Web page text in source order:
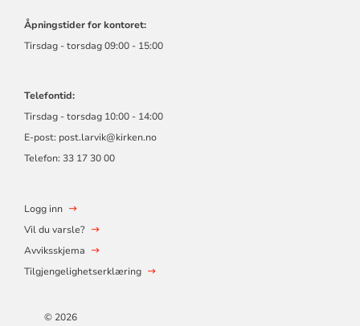
Åpningstider for kontoret:
Tirsdag - torsdag 09:00 - 15:00
Telefontid:
Tirsdag - torsdag 10:00 - 14:00
E-post: post.larvik@kirken.no
Telefon: 33 17 30 00
Logg inn
Vil du varsle?
Avviksskjema
Tilgjengelighetserklæring
© 2026